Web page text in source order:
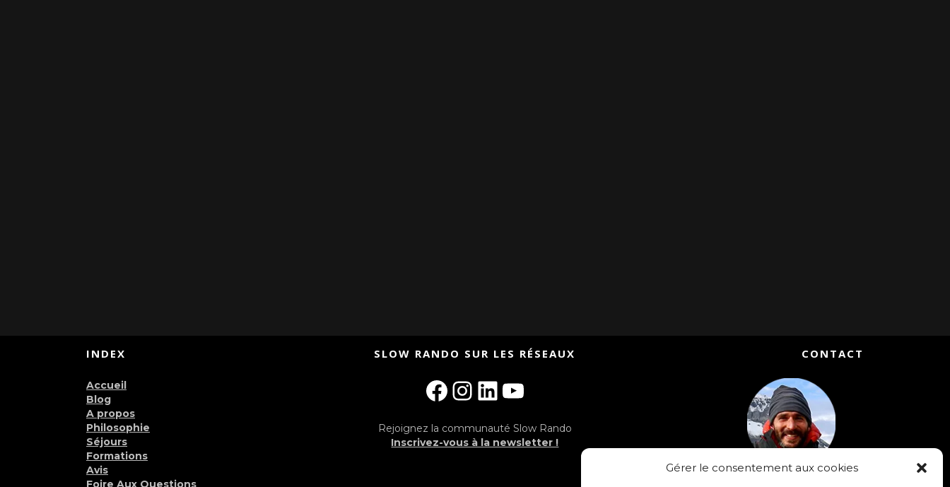
Gérer le consentement aux cookies
INDEX
Accueil
Blog
A propos
Philosophie
Séjours
Formations
Avis
Foire Aux Questions
SLOW RANDO SUR LES RÉSEAUX
Facebook
Instagram
LinkedIn
YouTube
Rejoignez la communauté Slow Rando
Inscrivez-vous à la newsletter !
CONTACT